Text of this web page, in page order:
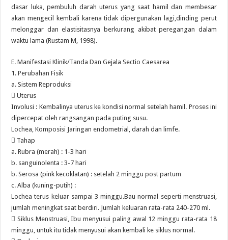
dasar luka, pembuluh darah uterus yang saat hamil dan membesar
akan mengecil kembali karena tidak dipergunakan lagi,dinding perut
melonggar dan elastisitasnya berkurang akibat peregangan dalam
waktu lama (Rustam M, 1998).
E. Manifestasi Klinik/Tanda Dan Gejala Sectio Caesarea
1. Perubahan Fisik
a. Sistem Reproduksi
 Uterus
Involusi : Kembalinya uterus ke kondisi normal setelah hamil. Proses ini
dipercepat oleh rangsangan pada puting susu.
Lochea, Komposisi Jaringan endometrial, darah dan limfe.
 Tahap
a. Rubra (merah) : 1-3 hari
b. sanguinolenta : 3-7 hari
b. Serosa (pink kecoklatan) : setelah 2 minggu post partum
c. Alba (kuning-putih) :
Lochea terus keluar sampai 3 minggu.Bau normal seperti menstruasi,
jumlah meningkat saat berdiri. Jumlah keluaran rata-rata 240-270 ml.
 Siklus Menstruasi, Ibu menyusui paling awal 12 minggu rata-rata 18
minggu, untuk itu tidak menyusui akan kembali ke siklus normal.